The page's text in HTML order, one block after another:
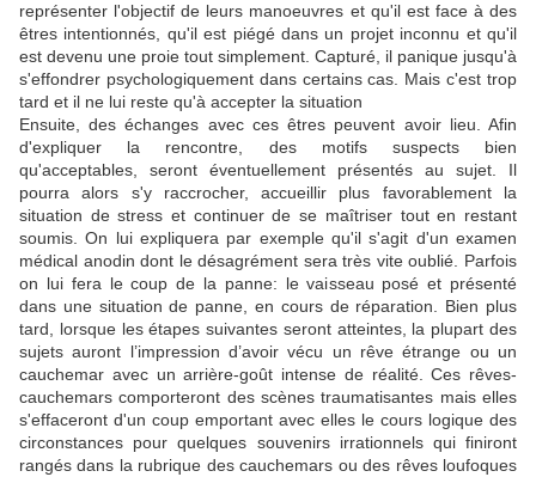
représenter l'objectif de leurs manoeuvres et qu'il est face à des
êtres intentionnés, qu'il est piégé dans un projet inconnu et qu'il
est devenu une proie tout simplement. Capturé, il panique jusqu'à
s'effondrer psychologiquement dans certains cas. Mais c'est trop
tard et il ne lui reste qu'à accepter la situation
Ensuite, des échanges avec ces êtres peuvent avoir lieu. Afin
d'expliquer la rencontre, des motifs suspects bien
qu'acceptables, seront éventuellement présentés au sujet. Il
pourra alors s'y raccrocher, accueillir plus favorablement la
situation de stress et continuer de se maîtriser tout en restant
soumis. On lui expliquera par exemple qu'il s'agit d'un examen
médical anodin dont le désagrément sera très vite oublié. Parfois
on lui fera le coup de la panne: le vaisseau posé et présenté
dans une situation de panne, en cours de réparation. Bien plus
tard, lorsque les étapes suivantes seront atteintes, la plupart des
sujets auront l’impression d’avoir vécu un rêve étrange ou un
cauchemar avec un arrière-goût intense de réalité. Ces rêves-
cauchemars comporteront des scènes traumatisantes mais elles
s'effaceront d'un coup emportant avec elles le cours logique des
circonstances pour quelques souvenirs irrationnels qui finiront
rangés dans la rubrique des cauchemars ou des rêves loufoques